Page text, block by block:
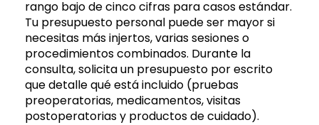
rango bajo de cinco cifras para casos estándar.
Tu presupuesto personal puede ser mayor si
necesitas más injertos, varias sesiones o
procedimientos combinados. Durante la
consulta, solicita un presupuesto por escrito
que detalle qué está incluido (pruebas
preoperatorias, medicamentos, visitas
postoperatorias y productos de cuidado).